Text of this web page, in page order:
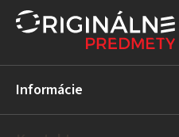
ä
i
Informácie